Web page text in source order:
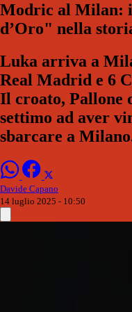
Modric al Milan:
d’Oro" nella
Luka arriva a
Real Madrid e 6
Il croato, Pallone
settimo ad aver
sbarcare a
Davide Capano
14 luglio 2025 - 10:50